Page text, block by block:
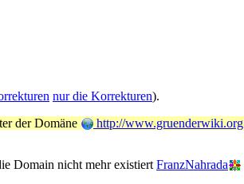
nur die Korrekturen).
der Domäne http://www.gruenderwiki.org
Domain nicht mehr existiert FranzNahrada